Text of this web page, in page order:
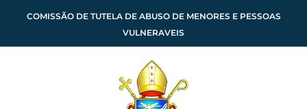
COMISSÃO DE TUTELA DE ABUSO DE MENORES E PESSOAS
VULNERAVEIS